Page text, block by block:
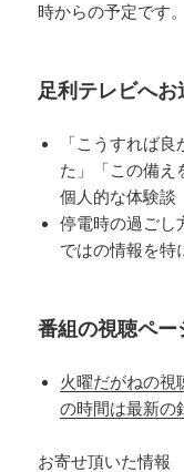
時からの予定です。
足利テレビへ
「こうすれば
た」「この備え
個人的な体験談
停電時の過ごし
ではの情報を特
番組の視聴ペー
火曜だがねの視
の時間は最新の
お寄せ頂いた情報